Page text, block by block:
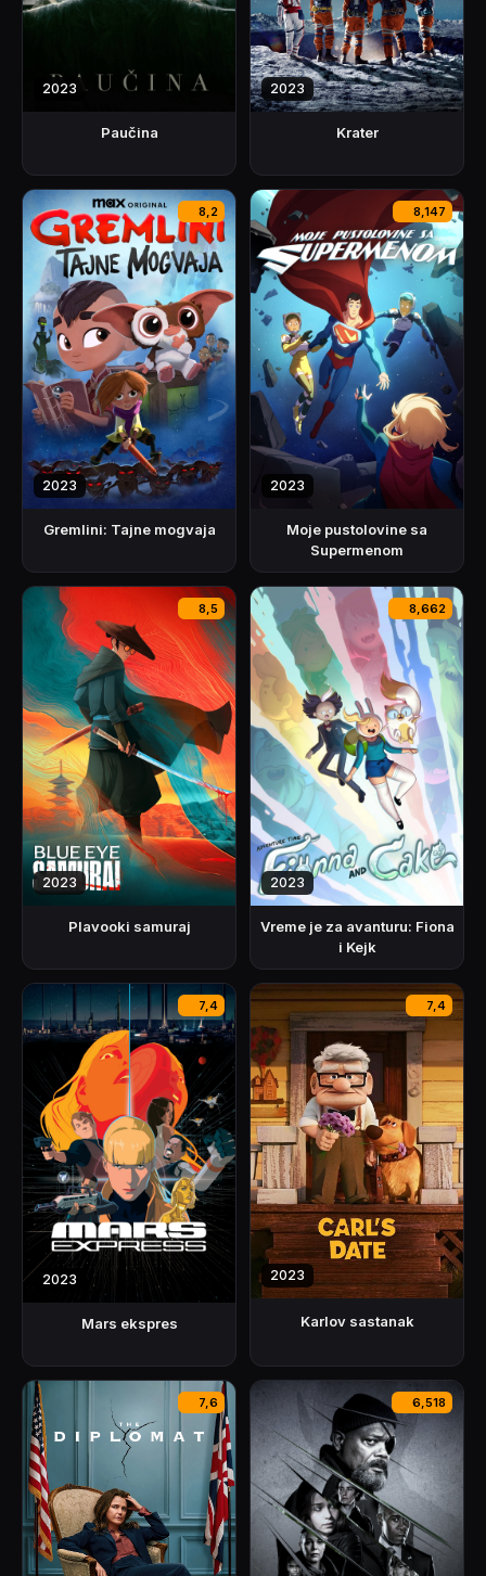
2023
Paučina
2023
Krater
8,2
2023
Gremlini: Tajne mogvaja
8,147
2023
Moje pustolovine sa
Supermenom
8,5
2023
Plavooki samuraj
8,662
2023
Vreme je za avanturu: Fiona
i Kejk
7,4
2023
Mars ekspres
7,4
2023
Karlov sastanak
7,6 6,518